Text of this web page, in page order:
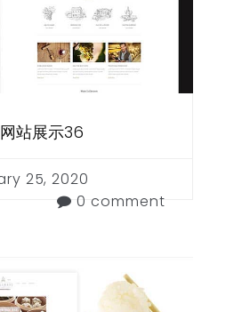
站展示36
25, 2020
0 comment